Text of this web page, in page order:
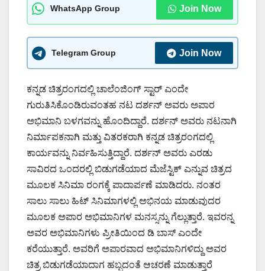
WhatsApp Group Join Now
Telegram Group Join Now
ಕನ್ನಡ ಚಿತ್ರರಂಗದಲ್ಲಿ ಚಾಲೆಂಜಿಂಗ್ ಸ್ಟಾರ್ ಎಂದೇ
ಗುರುತಿಸಿಕೊಂಡಿರುವಂತಹ ನಟ ದರ್ಶನ್ ಅವರು ಅಪಾರ
ಅಭಿಮಾನಿ ಬಳಗವನ್ನು ಹೊಂದಿದ್ದಾರೆ. ದರ್ಶನ್ ಅವರು ನಟನಾಗಿ
ನಿರ್ಮಾಪಕನಾಗಿ ಮತ್ತು ವಿತರಕರಾಗಿ ಕನ್ನಡ ಚಿತ್ರರಂಗದಲ್ಲಿ
ಕಾರ್ಯವನ್ನು ನಿರ್ವಹಿಸುತ್ತಿದ್ದಾರೆ. ದರ್ಶನ್ ಅವರು ಎರಡು
ಸಾವಿರದ ಒಂದರಲ್ಲಿ ಬಿಡುಗಡೆಯಾದ ಮೆಜೆಸ್ಟಿಕ್ ಎನ್ನುವ ಚಿತ್ರದ
ಮೂಲಕ ಸಿನಿಮಾ ರಂಗಕ್ಕೆ ಪಾದಾರ್ಪಣೆ ಮಾಡಿದರು. ನಂತರ
ಸಾಲು ಸಾಲು ಹಿಟ್ ಸಿನಿಮಾಗಳಲ್ಲಿ ಅಭಿನಯ ಮಾಡುವುದರ
ಮೂಲಕ ಅಪಾರ ಅಭಿಮಾನಿಗಳ ಮನಸ್ಸನ್ನು ಗೆಲ್ಲುತ್ತಾರೆ. ಇವರನ್ನ
ಅವರ ಅಭಿಮಾನಿಗಳು ಪ್ರೀತಿಯಿಂದ ಡಿ ಬಾಸ್ ಎಂದೇ
ಕರೆಯುತ್ತಾರೆ. ಅವರಿಗೆ ಅಪಾರವಾದ ಅಭಿಮಾನಿಗಳಿದ್ದು ಅವರ
ಚಿತ್ರ ಬಿಡುಗಡೆಯಾದಾಗ ಹಬ್ಬದಂತೆ ಆಚರಣೆ ಮಾಡುತ್ತಾರೆ